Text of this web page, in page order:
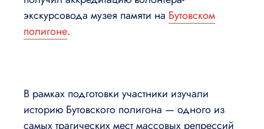
экскурсовода музея памяти на Бутовском
полигоне.
В рамках подготовки участники изучали
историю Бутовского полигона — одного из
самых трагических мест массовых репрессий